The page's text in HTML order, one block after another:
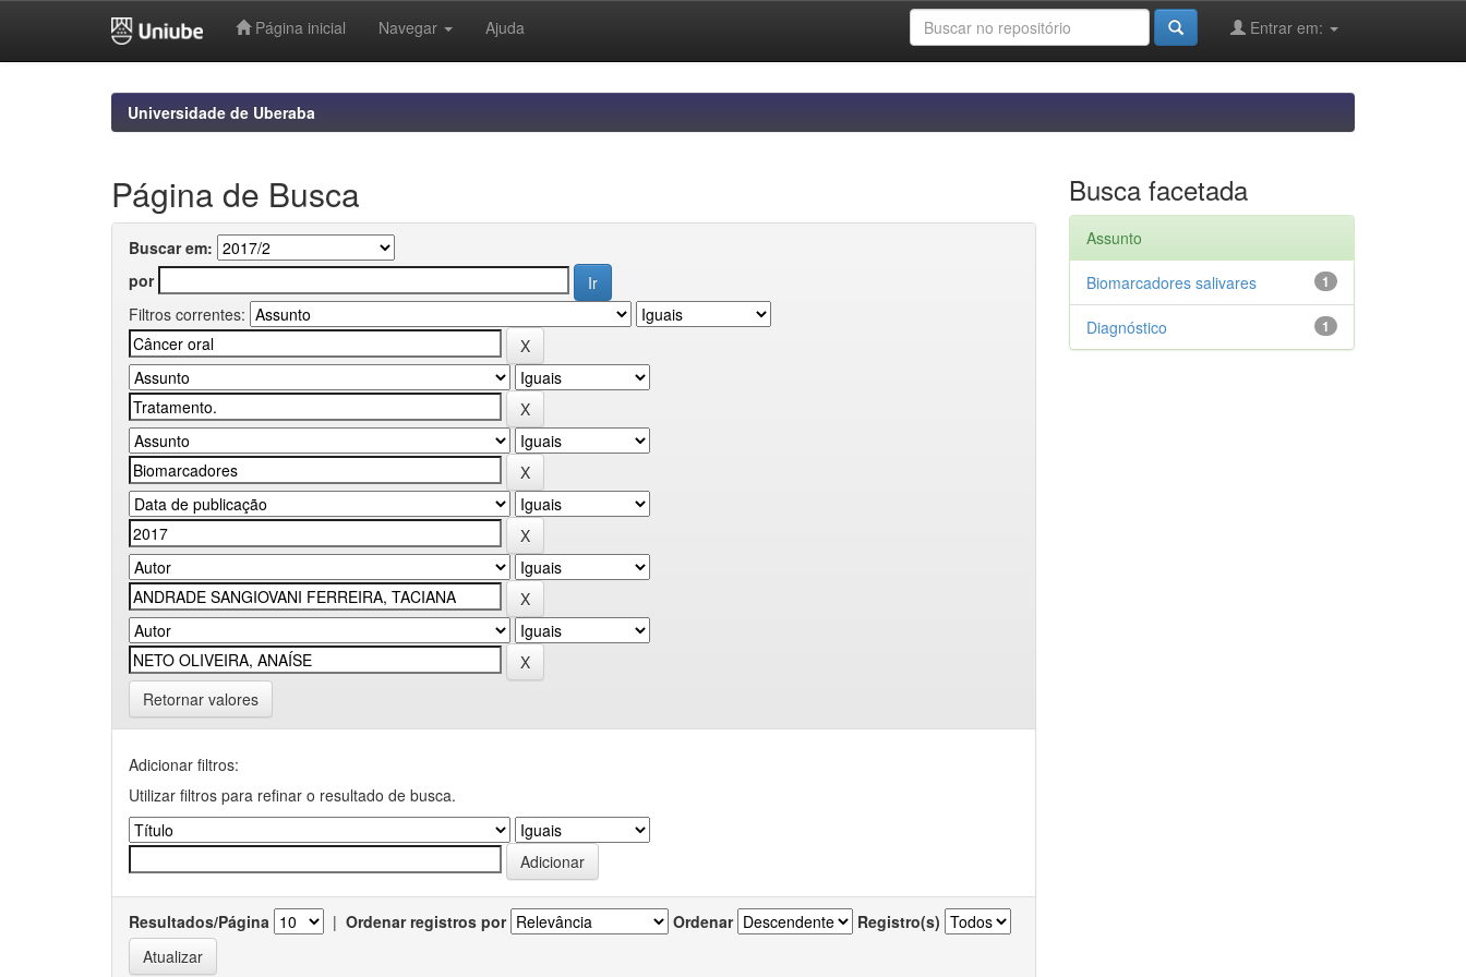
Página inicial Navegar Ajuda Entrar em:
Universidade de Uberaba
Página de Busca
Buscar em:
por
Filtros correntes:
Retornar valores
Adicionar filtros:
Utilizar filtros para refinar o resultado de busca.
Resultados/Página | Ordenar registros por Ordenar Registro(s)
Busca facetada
Assunto
1
Biomarcadores salivares
1
Diagnóstico